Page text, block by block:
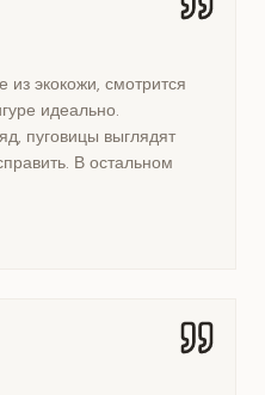
экокожи, смотрится
идеально.
пуговицы выглядят
В остальном